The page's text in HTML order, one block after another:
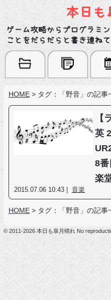
本日も
ゲーム攻略からプログラミ
ことをだらだらと書き連ねて
HOME > タグ：「野音」の記事
【
英
8番
楽
2015.07.06 10:43 | 音楽
HOME > タグ：「野音」の記事
© 2011-2026 本日も皐月晴れ No